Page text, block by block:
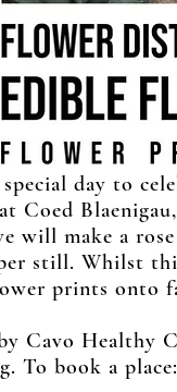
day to
Coed
will make a
still. Whilst
prints onto
Cavo Healthy
To book a place: